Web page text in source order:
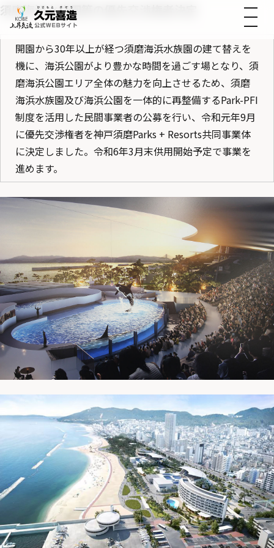
須磨海浜水族園等の優先交渉権者決定
開園から30年以上が経つ須磨海浜水族園の建て替えを
機に、海浜公園がより豊かな時間を過ごす場となり、須
磨海浜公園エリア全体の魅力を向上させるため、須磨
海浜水族園及び海浜公園を一体的に再整備するPark-PFI
制度を活用した民間事業者の公募を行い、令和元年9月
に優先交渉権者を神戸須磨Parks + Resorts共同事業体
に決定しました。令和6年3月末供用開始予定で事業を
進めます。